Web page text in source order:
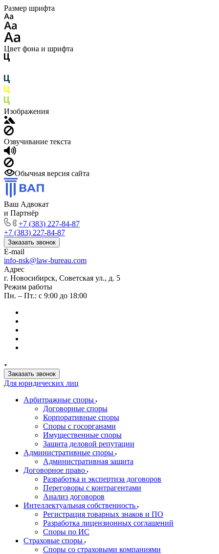
Размер шрифта
Цвет фона и шрифта
Изображения
Озвучивание текста
Обычная версия сайта
Ваш Адвокат
и Партнёр
+7 (383) 227-84-87
+7 (383) 227-84-87
Заказать звонок
E-mail
info-nsk@law-bureau.com
Адрес
г. Новосибирск, Советская ул., д. 5
Режим работы
Пн. – Пт.: с 9:00 до 18:00
Заказать звонок
Для юридических лиц
Арбитражные споры
Договорные споры
Корпоративные споры
Споры с госорганами
Имущественные споры
Защита деловой репутации
Административные споры
Административная защита
Договорное право
Разработка и экспертиза договоров
Переговоры с контрагентами
Анализ договоров
Интеллектуальная собственность
Регистрация товарных знаков и ПО
Разработка лицензионных соглашений
Споры по ИС
Страховые споры
Споры со страховыми компаниями